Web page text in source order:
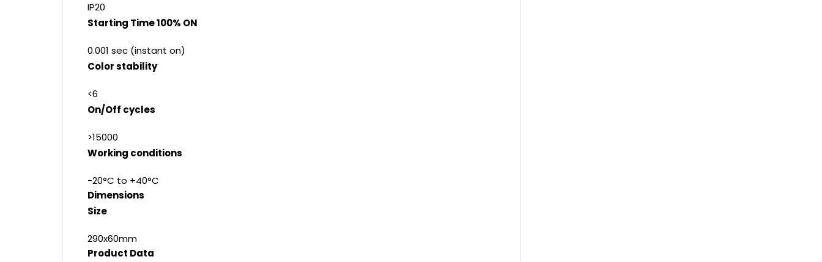
IP20
Starting Time 100% ON
0.001 sec (instant on)
Color stability
<6
On/Off cycles
>15000
Working conditions
-20°C to +40°C
Dimensions
Size
290x60mm
Product Data